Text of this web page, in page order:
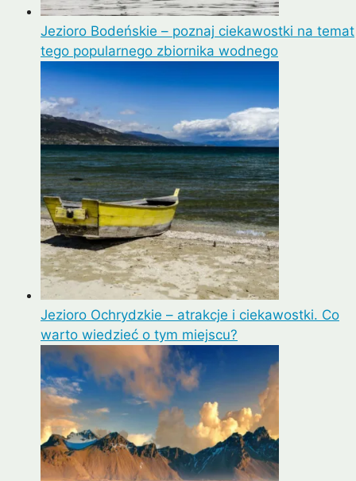
Jezioro Bodeńskie – poznaj ciekawostki na temat
tego popularnego zbiornika wodnego
Jezioro Ochrydzkie – atrakcje i ciekawostki. Co
warto wiedzieć o tym miejscu?